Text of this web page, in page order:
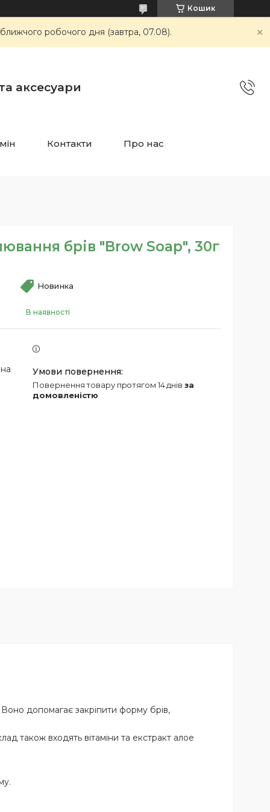
Кошик
робочого дня (завтра, 07.08).
аксесуари
Контакти Про нас
брів "Brow Soap", 30г
Новинка
В наявності
повернення товару протягом 14 днів за
домовленістю
допомагає закріпити форму брів,
також входять вітаміни та екстракт алое